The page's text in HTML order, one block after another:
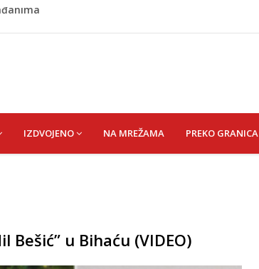
IZDVOJENO NA MREŽAMA PREKO GRANICA
u Bihaću (VIDEO)